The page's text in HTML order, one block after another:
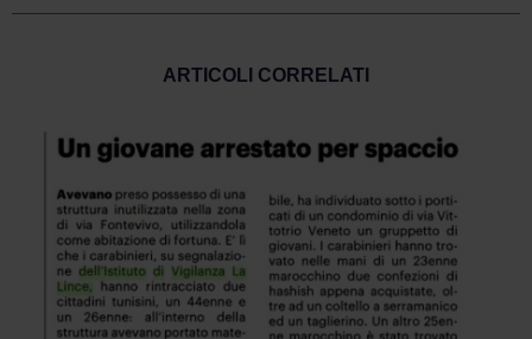
ARTICOLI CORRELATI